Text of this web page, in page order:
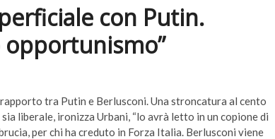
con Putin.
opportunismo”
tra Putin e Berlusconi. Una stroncatura al cento
liberale, ironizza Urbani, “lo avrà letto in un copione di
per chi ha creduto in Forza Italia. Berlusconi viene